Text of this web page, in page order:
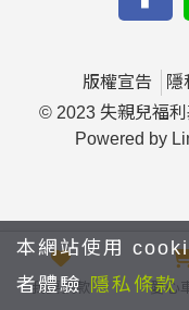
版權宣告 隱
© 2023 失親兒福
Powered by
我要捐款 愛心
本網站使用
者體驗 隱私條款
yfyfyy